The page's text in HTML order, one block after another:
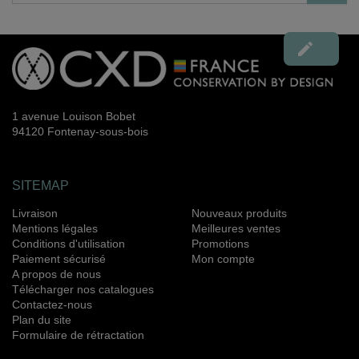

1 avenue Louison Bobet
94120 Fontenay-sous-bois
SITEMAP
Livraison
Mentions légales
Conditions d'utilisation
Paiement sécurisé
A propos de nous
Télécharger nos catalogues
Contactez-nous
Plan du site
Formulaire de rétractation
Nouveaux produits
Meilleures ventes
Promotions
Mon compte